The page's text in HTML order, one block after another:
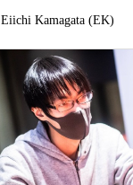
Eiichi Kamagata (EK)